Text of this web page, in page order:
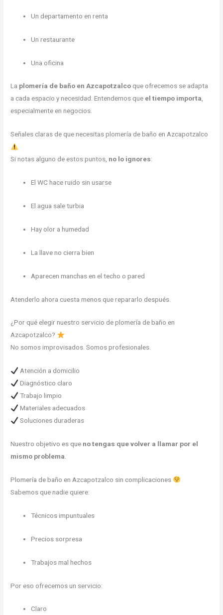
Un departamento en renta
Un restaurante
Una oficina
La plomería de baño en Azcapotzalco que ofrecemos se adapta
a cada espacio y necesidad. Entendemos que el tiempo importa,
especialmente en negocios.
Señales claras de que necesitas plomería de baño en Azcapotzalco
Si notas alguno de estos puntos, no lo ignores:
El WC hace ruido sin usarse
El agua sale turbia
Hay olor a humedad
La llave no cierra bien
Aparecen manchas en el techo o pared
Atenderlo ahora cuesta menos que repararlo después.
¿Por qué elegir nuestro servicio de plomería de baño en
Azcapotzalco?
No somos improvisados. Somos profesionales.
Atención a domicilio
Diagnóstico claro
Trabajo limpio
Materiales adecuados
Soluciones duraderas
Nuestro objetivo es que no tengas que volver a llamar por el
mismo problema
Plomería de baño en Azcapotzalco sin complicaciones
Sabemos que nadie quiere:
Técnicos impuntuales
Precios sorpresa
Trabajos mal hechos
Por eso ofrecemos un servicio:
Claro